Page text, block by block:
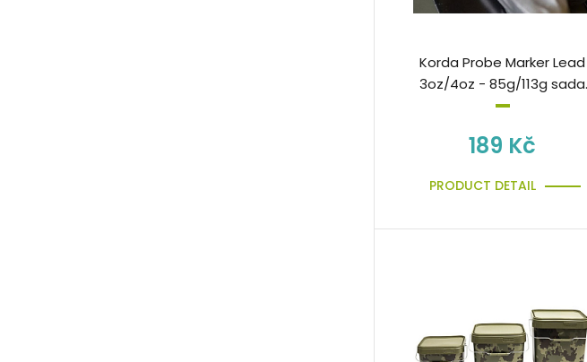
Korda Probe Marker Lead
3oz/4oz - 85g/113g sada
markerových olov
189 Kč
PRODUCT DETAIL